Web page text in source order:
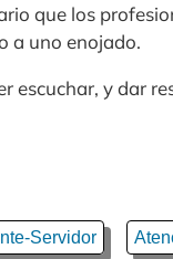
que los
a uno enojado.
escuchar, y dar
Servidor